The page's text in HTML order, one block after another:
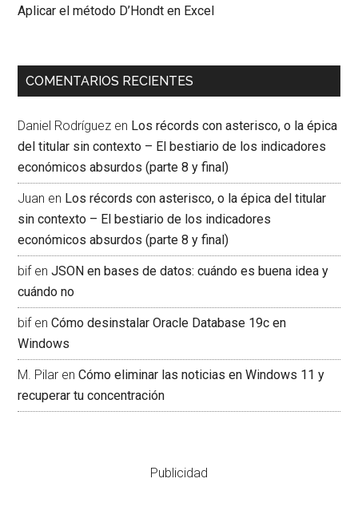
Aplicar el método D’Hondt en Excel
COMENTARIOS RECIENTES
Daniel Rodríguez en Los récords con asterisco, o la épica
del titular sin contexto – El bestiario de los indicadores
económicos absurdos (parte 8 y final)
Juan en Los récords con asterisco, o la épica del titular
sin contexto – El bestiario de los indicadores
económicos absurdos (parte 8 y final)
bifenJSON en bases de datos: cuándo es buena idea y
cuándo no
bifenCómo desinstalar Oracle Database 19c en
Windows
M. Pilar enCómo eliminar las noticias en Windows 11 y
recuperar tu concentración
Publicidad